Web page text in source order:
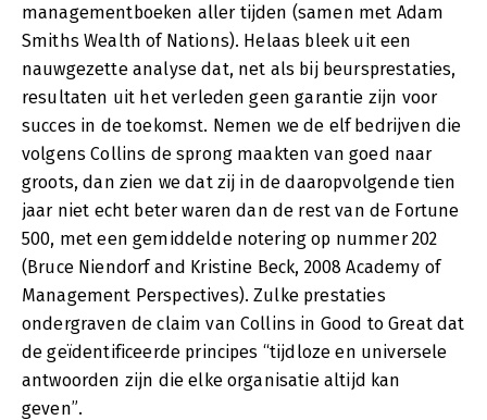
managementboeken aller tijden (samen met Adam
Smiths Wealth of Nations). Helaas bleek uit een
nauwgezette analyse dat, net als bij beursprestaties,
resultaten uit het verleden geen garantie zijn voor
succes in de toekomst. Nemen we de elf bedrijven die
volgens Collins de sprong maakten van goed naar
groots, dan zien we dat zij in de daaropvolgende tien
jaar niet echt beter waren dan de rest van de Fortune
500, met een gemiddelde notering op nummer 202
(Bruce Niendorf and Kristine Beck, 2008 Academy of
Management Perspectives). Zulke prestaties
ondergraven de claim van Collins in Good to Great dat
de geïdentificeerde principes “tijdloze en universele
antwoorden zijn die elke organisatie altijd kan
geven”.